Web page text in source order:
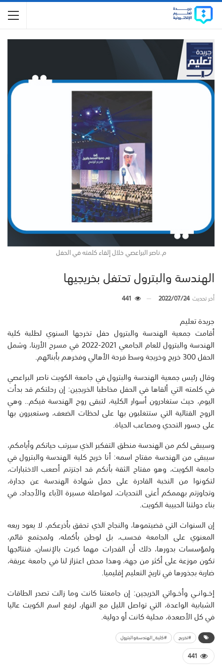
م.ناصر البراعصي خلال إلقاء كلمته في الحفل
الهندسة والبترول تحتفل بخريجيها
أخر تحديث2022/07/24
441
جريدة تعليم
أقامت جمعية الهندسة والبترول حفل تخرجها السنوي لطلبة كلية
الهندسة والبترول للعام الجامعي 2021-2022 في مسرح الأرينا، وشمل
الحفل 300 خريج وخريجة وسط فرحة الأهالي وفخرهم بأبنائهم.
وقال رئيس جمعية الهندسة والبترول في جامعة الكويت ناصر البراعصي
في كلمته التي ألقاها في الحفل مخاطبا الخريجين: إن رحلتكم قد بدأت
اليوم، حيث ستغادرون أسوار الكلية، لتبقى روح الهندسة فيكم.. وهي
الروح القتالية التي ستتغلبون بها على لحظات الضعف، وستعبرون بها
على جسور التحدي ومصاعب الحياة.
وسيبقى لكم من الهندسة منطق التفكير الذي سيرتب حياتكم وأيامكم،
سيبقى من الهندسة مفتاح اسمه: أنا خريج كلية الهندسة والبترول في
جامعة الكويت، وهو مفتاح الثقة بأنكم قد اجتزتم أصعب الاختبارات،
لتكونوا من النخبة القادرة على حمل شهادة الهندسة عن جدارة،
وتجاوزتم بهممكم أعتى التحديات، لمواصلة مسيرة الآباء والأجداد، في
بناء دولتنا الحبيبة الكويت.
إن السنوات التي قضيتموها، والنجاح الذي تحقق بأذرعكم، لا يعود ريعه
المعنوي على الجامعة فحسب، بل لوطن بأكمله، ولمجتمع قائم،
ولمؤسسات بدورها، ذلك أن القدرات مهما كبرت بالإنسان، فنتائجها
تكون موزعة على أكثر من جهة، وهذا محض اعتزاز لنا في جامعة عريقة،
ضاربة بجذورها في تاريخ التعليم إقليميا.
إخــوانــي وأخــواتي الخريجين: إن جامعتنا كانت وما زالت تصدر الطاقات
الشبابية الواعدة، التي تواصل الليل مع النهار، لرفع اسم الكويت عاليا
في كل الأصعدة، محلية كانت أو دولية.
#تخريج #كلية_الهندسةوالبترول
441